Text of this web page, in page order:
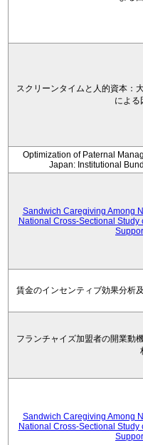
スクリーンタイムと人的資本：
による
Optimization of Paternal
Japan: Institutional
Sandwich Caregiving Among
National Cross-Sectional
賃金のインセンティブ効果分析
フランチャイズ加盟者の開業動
Sandwich Caregiving Among
National Cross-Sectional